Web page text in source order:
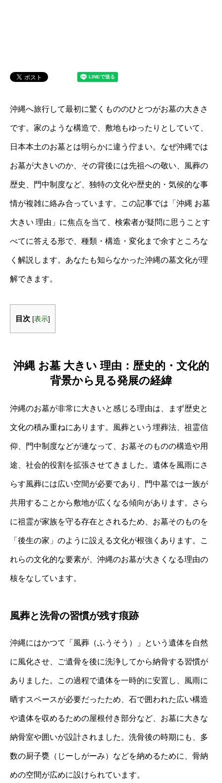
沖縄へ旅行して最初に驚くもののひとつがお墓の大きさ
です。家のような構造で、敷地もゆったりとしていて、
日本本土のお墓とは明らかに違う佇まい。なぜ沖縄では
お墓が大きいのか、その背後には先祖への敬い、風葬の
歴史、門中制度など、独特の文化や歴史的・気候的な事
情が複雑に絡み合っています。この記事では「沖縄 お墓
大きい 理由」に焦点を当て、検索者が疑問に思うことす
べてに答える形で、種類・構造・変化まで余すところな
く解説します。あなたも知らなかった沖縄の墓文化が理
解できます。
目次 [表示]
沖縄 お墓 大きい 理由：歴史的・文化的
背景から見る発展の経緯
沖縄のお墓が非常に大きいと感じる理由は、まず歴史と
文化の積み重ねにあります。風葬という埋葬法、祖霊信
仰、門中制度などが連なって、お墓そのものの構造や用
途、社会的役割を拡張させてきました。遺体を風雨にさ
らす風葬には広い空間が必要であり、門中墓では一族が
共用することから敷地が広くなる傾向があります。さら
に祖霊が家族を守る存在とされるため、お墓そのものを
「後生の家」のように設える文化が根強くあります。こ
れらの文化的な要素が、沖縄のお墓が大きくなる理由の
核をなしています。
風葬と洗骨の習慣が残す痕跡
沖縄にはかつて「風葬（ふうそう）」という遺体を自然
に風化させ、ご遺骨を後に洗浄してから納骨する習慣が
ありました。この過程で遺体を一時的に安置し、風雨に
晒すスペースが必要だったため、石で囲われた広い構造
や遺体を収めるための屋根付き部分など、お墓に大きな
納骨室や囲いが設計されました。洗骨後の時期にも、多
数の厨子甕（じーしがーみ）などを納めるために、骨納
めの空間が広めに設けられています。